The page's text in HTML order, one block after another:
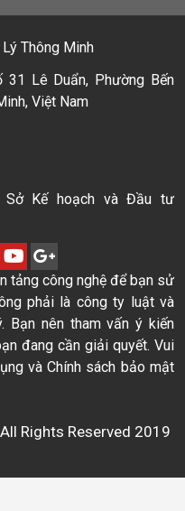
Thông Minh
31 Lê Duẩn, Phường Bến
Việt Nam
Sở Kế hoạch và Đầu tư
tảng công nghệ để bạn sử
phải là công ty luật và
Bạn nên tham vấn ý kiến
đang cần giải quyết. Vui
và Chính sách bảo mật
Rights Reserved 2019